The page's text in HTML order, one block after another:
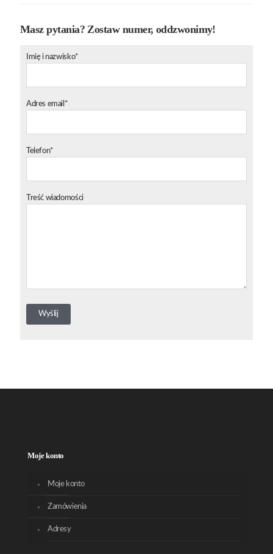
Masz pytania? Zostaw numer, oddzwonimy!
Imię i nazwisko*
Adres email*
Telefon*
Treść wiadomości
Moje konto
Moje konto
Zamówienia
Adresy